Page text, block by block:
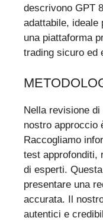
descrivono GPT
adattabile, ideale
una piattaforma
trading sicuro ed
Nella revisione
nostro approccio
Raccogliamo
test approfonditi,
di esperti.
presentare una
accurata. Il
autentici e